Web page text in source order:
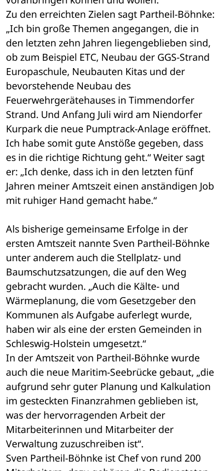
Zu den erreichten Zielen sagt Partheil-Böhnke:
„Ich bin große Themen angegangen, die in
den letzten zehn Jahren liegengeblieben sind,
ob zum Beispiel ETC, Neubau der GGS-Strand
Europaschule, Neubauten Kitas und der
bevorstehende Neubau des
Feuerwehrgerätehauses in Timmendorfer
Strand. Und Anfang Juli wird am Niendorfer
Kurpark die neue Pumptrack-Anlage eröffnet.
Ich habe somit gute Anstöße gegeben, dass
es in die richtige Richtung geht.“ Weiter sagt
er: „Ich denke, dass ich in den letzten fünf
Jahren meiner Amtszeit einen anständigen Job
mit ruhiger Hand gemacht habe.“
Als bisherige gemeinsame Erfolge in der
ersten Amtszeit nannte Sven Partheil-Böhnke
unter anderem auch die Stellplatz- und
Baumschutzsatzungen, die auf den Weg
gebracht wurden. „Auch die Kälte- und
Wärmeplanung, die vom Gesetzgeber den
Kommunen als Aufgabe auferlegt wurde,
haben wir als eine der ersten Gemeinden in
Schleswig-Holstein umgesetzt.“
In der Amtszeit von Partheil-Böhnke wurde
auch die neue Maritim-Seebrücke gebaut, „die
aufgrund sehr guter Planung und Kalkulation
im gesteckten Finanzrahmen geblieben ist,
was der hervorragenden Arbeit der
Mitarbeiterinnen und Mitarbeiter der
Verwaltung zuzuschreiben ist“.
Sven Partheil-Böhnke ist Chef von rund 200